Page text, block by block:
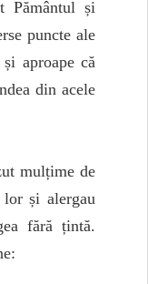
Pământul și
puncte ale
aproape că
din acele
mulțime de
și alergau
fără țintă.